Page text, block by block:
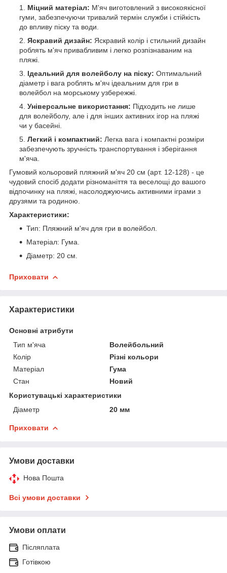
Міцний матеріал: М'яч виготовлений з високоякісної
гуми, забезпечуючи тривалий термін служби і стійкість
до впливу піску та води.
Яскравий дизайн: Яскравий колір і стильний дизайн
роблять м'яч привабливим і легко розпізнаваним на
пляжі.
Ідеальний для волейболу на піску: Оптимальний
діаметр і вага роблять м'яч ідеальним для гри в
волейбол на морському узбережжі.
Універсальне використання: Підходить не лише
для волейболу, але і для інших активних ігор на пляжі
чи у басейні.
Легкий і компактний: Легка вага і компактні розміри
забезпечують зручність транспортування і зберігання
м'яча.
Гумовий кольоровий пляжний м'яч 20 см (арт. 12-128) - це
чудовий спосіб додати різноманіття та веселощі до вашого
відпочинку на пляжі, насолоджуючись активними іграми з
друзями та родиною.
Характеристики:
Тип: Пляжний м'яч для гри в волейбол.
Матеріал: Гума.
Діаметр: 20 см.
Приховати
Характеристики
Основні атрибути
Тип м'яча
Волейбольний
Колір
Різні кольори
Матеріал
Гума
Стан
Новий
Користувацькі характеристики
Діаметр
20 мм
Приховати
Умови доставки
Нова Пошта
Всі умови доставки
Умови оплати
Післяплата
Готівкою